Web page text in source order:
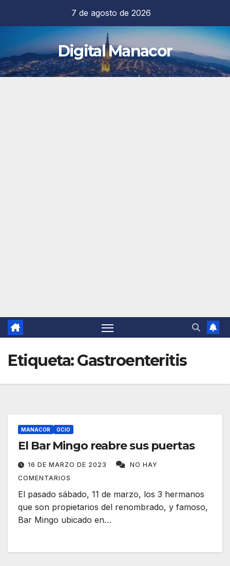
contenido
7 de agosto de 2026
Digital Manacor
Etiqueta:Gastroenteritis
MANACOR OCIO
El Bar Mingo reabre sus puertas
16 DE MARZO DE 2023
NO HAY
COMENTARIOS
El pasado sábado, 11 de marzo, los 3 hermanos
que son propietarios del renombrado, y famoso,
Bar Mingo ubicado en…